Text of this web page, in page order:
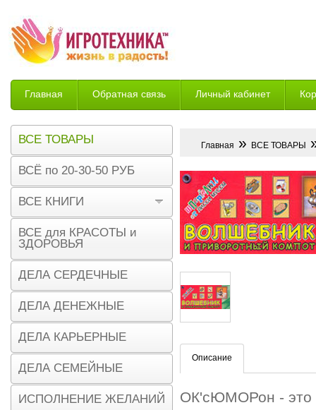
Главная Обратная связь Личный кабинет
Возврат
Главная » ВСЕ ТОВАРЫ
Описание
ОК'сЮМОРон - это
ВСЕ ТОВАРЫ
ВСЁ по 20-30-50 РУБ
ВСЕ КНИГИ
ВСЕ для КРАСОТЫ и
ЗДОРОВЬЯ
ДЕЛА СЕРДЕЧНЫЕ
ДЕЛА ДЕНЕЖНЫЕ
ДЕЛА КАРЬЕРНЫЕ
ДЕЛА СЕМЕЙНЫЕ
ИСПОЛНЕНИЕ ЖЕЛАНИЙ